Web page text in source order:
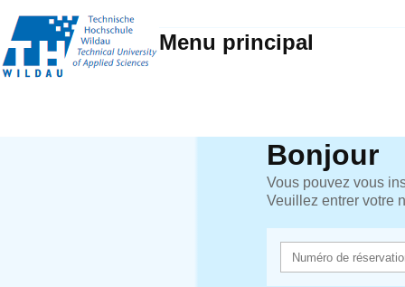
Menu principal
Bonjour
Vous pouvez vous
Veuillez entrer votre